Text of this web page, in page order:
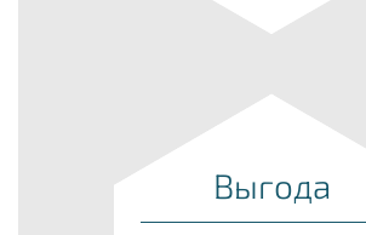
Выгода